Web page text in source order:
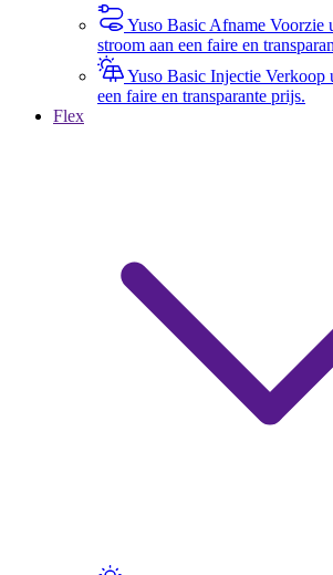
Yuso Basic Afname Voorzie
stroom aan een faire en
Yuso Basic Injectie Verkoop
een faire en transparante prijs.
Flex